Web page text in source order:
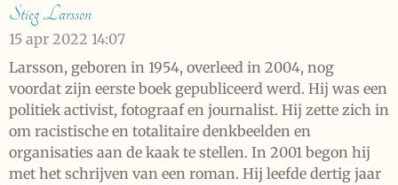
Stieg Larsson
15 apr 2022 14:07
Larsson, geboren in 1954, overleed in 2004, nog
voordat zijn eerste boek gepubliceerd werd. Hij was een
politiek activist, fotograaf en journalist. Hij zette zich in
om racistische en totalitaire denkbeelden en
organisaties aan de kaak te stellen. In 2001 begon hij
met het schrijven van een roman. Hij leefde dertig jaar